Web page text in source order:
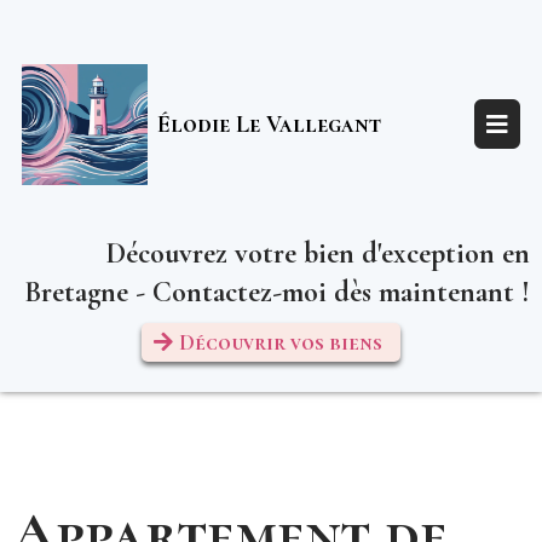
Élodie Le Vallegant
Découvrez votre bien d'exception en
Bretagne - Contactez-moi dès maintenant !
Découvrir vos biens